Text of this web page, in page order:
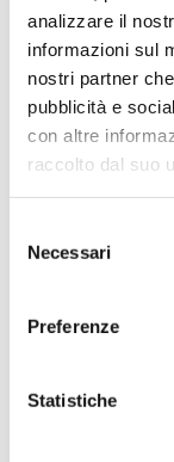
analizzare il
informazioni sul
nostri partner
pubblicità e
con altre
raccolto dal suo
delNecessari
Preferenze
Statistiche
VENEZIA
Mestre
Musile